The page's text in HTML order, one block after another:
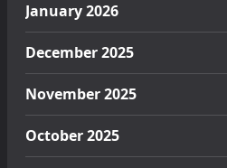
January 2026
December 2025
November 2025
October 2025